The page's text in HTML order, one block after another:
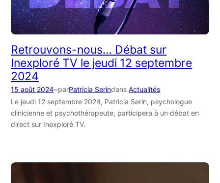
Retrouvons-nous… Débat sur
Inexploré TV le jeudi 12 septembre
2024
15 août 2024–parPatricia SerindansActualités
Le jeudi 12 septembre 2024, Patricia Serin, psychologue
clinicienne et psychothérapeute, participera à un débat en
direct sur Inexploré TV.